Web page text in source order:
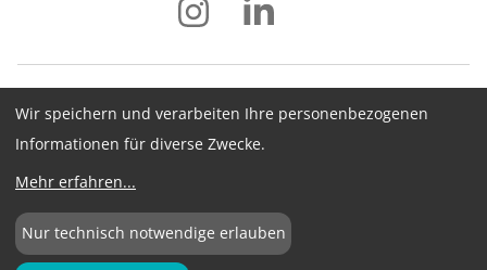
Impressum Datenschutz
AGB
Hinweisgebersystem
Newsletter
Cookie-Konfiguration
©2026BME e.V.
Wir speichern und verarbeiten Ihre personenbezogenen
Informationen für diverse Zwecke.
Mehr erfahren...
Nur technisch notwendige erlauben